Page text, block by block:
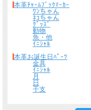
電車など交通機関の乗車カード
本革ﾁｬｰﾑﾌﾞｯｸﾏｰｶｰ
ﾜﾝちゃん
ﾈｺちゃん
ｸﾞｯｽﾞ
動物
魚・他
ｲﾆｼｬﾙ
本革お誕生日ﾊﾟｰﾂ
金具
ｲﾆｼｬﾙ
月
日
干支